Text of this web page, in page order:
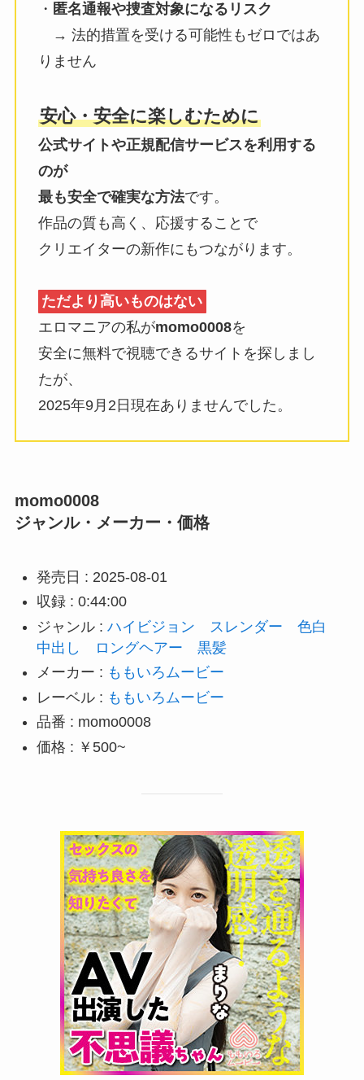
・ 匿名通報や捜査対象になるリスク
→ 法的措置を受ける可能性もゼロではあ
りません
安心・安全に楽しむために
公式サイトや正規配信サービスを利用する
のが
最も安全で確実な方法です。
作品の質も高く、応援することで
クリエイターの新作にもつながります。
ただより高いものはない
エロマニアの私がmomo0008を
安全に無料で視聴できるサイトを探しまし
たが、
2025年9月2日現在ありませんでした。
momo0008
ジャンル・メーカー・価格
発売日 : 2025-08-01
収録 : 0:44:00
ジャンル : ハイビジョン スレンダー
色白
中出し
ロングヘアー
黒髪
メーカー : ももいろムービー
レーベル : ももいろムービー
品番 : momo0008
価格 : ￥500~